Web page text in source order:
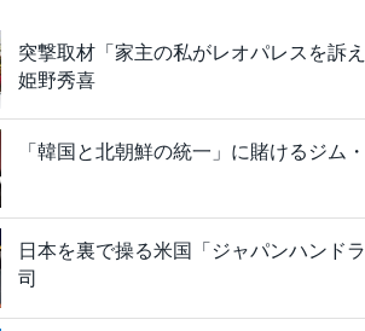
突撃取材「家主の私がレオパレスを訴
姫野秀喜
「韓国と北朝鮮の統一」に賭けるジム
日本を裏で操る米国「ジャパンハンド
司